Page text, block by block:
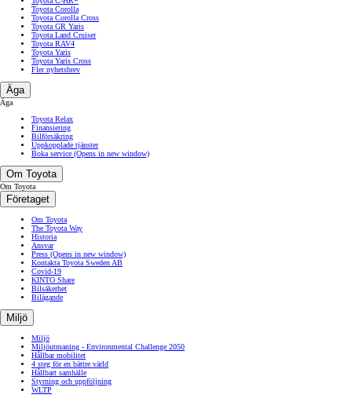
Toyota Corolla
Toyota Corolla Cross
Toyota GR Yaris
Toyota Land Cruiser
Toyota RAV4
Toyota Yaris
Toyota Yaris Cross
Fler nyhetsbrev
Äga
Äga
Toyota Relax
Finansiering
Bilförsäkring
Uppkopplade tjänster
Boka service (Opens in new window)
Om Toyota
Om Toyota
Företaget
Om Toyota
The Toyota Way
Historia
Ansvar
Press (Opens in new window)
Kontakta Toyota Sweden AB
Covid-19
KINTO Share
Bilsäkerhet
Bilägande
Miljö
Miljö
Miljöutmaning - Environmental Challenge 2050
Hållbar mobilitet
4 steg för en bättre värld
Hållbart samhälle
Styrning och uppföljning
WLTP